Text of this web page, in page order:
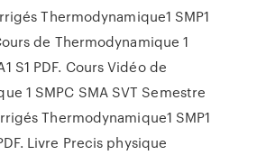
Thermodynamique1 SMP1
de Thermodynamique 1
S1 PDF. Cours Vidéo de
1 SMPC SMA SVT Semestre
Thermodynamique1 SMP1
Livre Precis physique